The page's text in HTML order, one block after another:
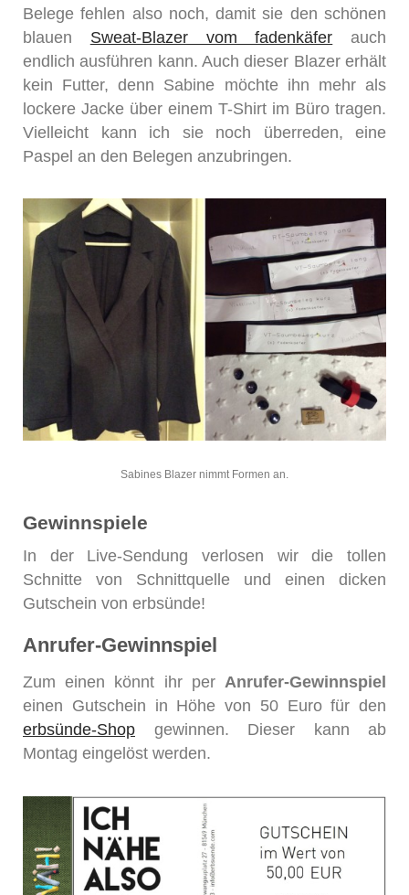
Belege fehlen also noch, damit sie den schönen
blauen Sweat-Blazer vom fadenkäfer auch
endlich ausführen kann. Auch dieser Blazer erhält
kein Futter, denn Sabine möchte ihn mehr als
lockere Jacke über einem T-Shirt im Büro tragen.
Vielleicht kann ich sie noch überreden, eine
Paspel an den Belegen anzubringen.
Sabines Blazer nimmt Formen an.
Gewinnspiele
In der Live-Sendung verlosen wir die tollen
Schnitte von Schnittquelle und einen dicken
Gutschein von erbsünde!
Anrufer-Gewinnspiel
Zum einen könnt ihr per Anrufer-Gewinnspiel
einen Gutschein in Höhe von 50 Euro für den
erbsünde-Shop gewinnen. Dieser kann ab
Montag eingelöst werden.